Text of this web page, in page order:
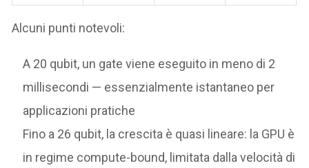
Alcuni punti notevoli:
A 20 qubit, un gate viene eseguito in meno di 2
millisecondi — essenzialmente istantaneo per
applicazioni pratiche
Fino a 26 qubit, la crescita è quasi lineare: la GPU è
in regime compute-bound, limitata dalla velocità di